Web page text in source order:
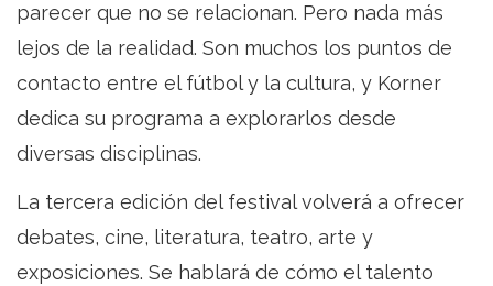
9
-
15
febrero
|
Donostia
parecer que no se relacionan. Pero nada más
lejos de la realidad. Son muchos los puntos de
contacto entre el fútbol y la cultura, y Korner
dedica su programa a explorarlos desde
diversas disciplinas.
La tercera edición del festival volverá a ofrecer
debates, cine, literatura, teatro, arte y
exposiciones. Se hablará de cómo el talento